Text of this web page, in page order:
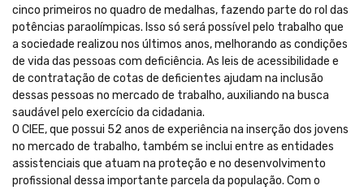
cinco primeiros no quadro de medalhas, fazendo parte do rol das
potências paraolímpicas. Isso só será possível pelo trabalho que
a sociedade realizou nos últimos anos, melhorando as condições
de vida das pessoas com deficiência. As leis de acessibilidade e
de contratação de cotas de deficientes ajudam na inclusão
dessas pessoas no mercado de trabalho, auxiliando na busca
saudável pelo exercício da cidadania.
O CIEE, que possui 52 anos de experiência na inserção dos jovens
no mercado de trabalho, também se inclui entre as entidades
assistenciais que atuam na proteção e no desenvolvimento
profissional dessa importante parcela da população. Com o